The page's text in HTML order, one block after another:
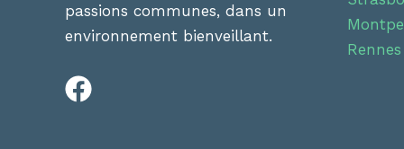
passions communes, dans un
environnement bienveillant.
Rennes